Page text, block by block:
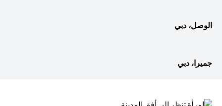
الوصل، دبي
جميرا، دبي